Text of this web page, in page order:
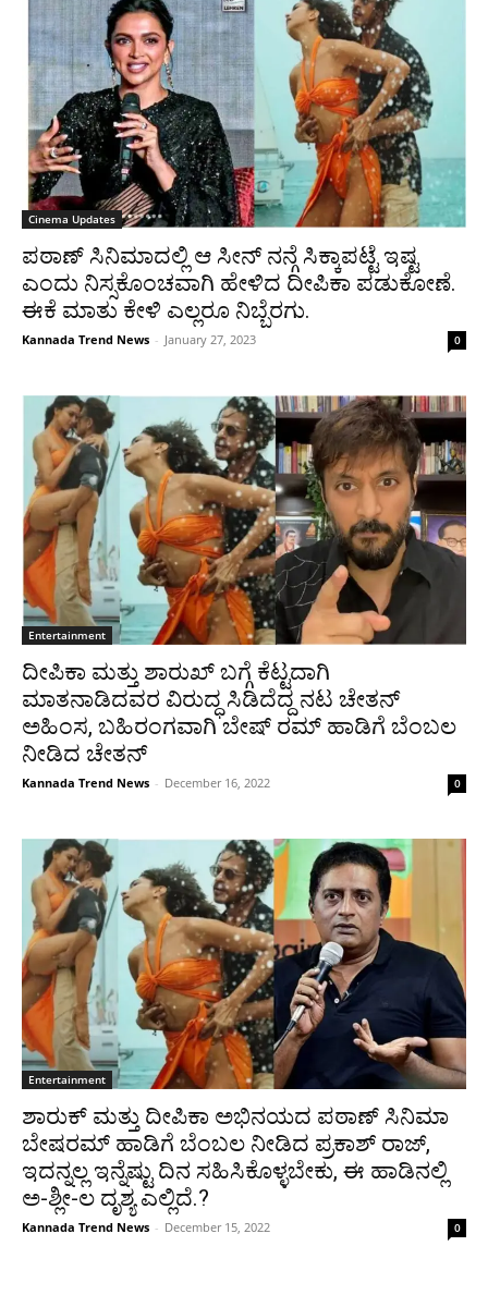
Cinema Updates
ಪಠಾಣ್ ಸಿನಿಮಾದಲ್ಲಿ ಆ ಸೀನ್ ನನ್ಗೆ ಸಿಕ್ಕಾಪಟ್ಟೆ ಇಷ್ಟ
ಎಂದು ನಿಸ್ಸಕೊಂಚವಾಗಿ ಹೇಳಿದ ದೀಪಿಕಾ ಪಡುಕೋಣೆ.
ಈಕೆ ಮಾತು ಕೇಳಿ ಎಲ್ಲರೂ ನಿಬ್ಬೆರಗು.
Kannada Trend News - January 27, 2023 0
Entertainment
ದೀಪಿಕಾ ಮತ್ತು ಶಾರುಖ್ ಬಗ್ಗೆ ಕೆಟ್ಟದಾಗಿ
ಮಾತನಾಡಿದವರ ವಿರುದ್ಧ ಸಿಡಿದೆದ್ದ ನಟ ಚೇತನ್
ಅಹಿಂಸ, ಬಹಿರಂಗವಾಗಿ ಬೇಷ್ ರಮ್ ಹಾಡಿಗೆ ಬೆಂಬಲ
ನೀಡಿದ ಚೇತನ್
Kannada Trend News - December 16, 2022 0
Entertainment
ಶಾರುಕ್ ಮತ್ತು ದೀಪಿಕಾ ಅಭಿನಯದ ಪಠಾಣ್ ಸಿನಿಮಾ
ಬೇಷರಮ್ ಹಾಡಿಗೆ ಬೆಂಬಲ ನೀಡಿದ ಪ್ರಕಾಶ್ ರಾಜ್,
ಇದನ್ನಲ್ಲ ಇನ್ನೆಷ್ಟು ದಿನ ಸಹಿಸಿಕೊಳ್ಳಬೇಕು, ಈ ಹಾಡಿನಲ್ಲಿ
ಅ-ಶ್ಲೀ-ಲ ದೃಶ್ಯ ಎಲ್ಲಿದೆ.?
Kannada Trend News - December 15, 2022 0